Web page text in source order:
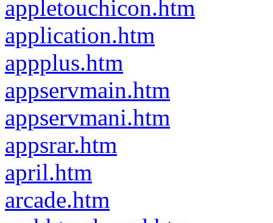
appletouchicon.htm
application.htm
appplus.htm
appservmain.htm
appservmani.htm
appsrar.htm
april.htm
arcade.htm